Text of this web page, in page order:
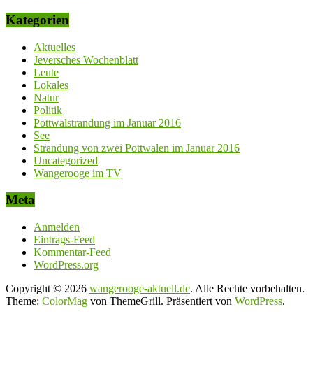
Kategorien
Aktuelles
Jeversches Wochenblatt
Leute
Lokales
Natur
Politik
Pottwalstrandung im Januar 2016
See
Strandung von zwei Pottwalen im Januar 2016
Uncategorized
Wangerooge im TV
Meta
Anmelden
Eintrags-Feed
Kommentar-Feed
WordPress.org
Copyright © 2026 wangerooge-aktuell.de. Alle Rechte vorbehalten.
Theme: ColorMag von ThemeGrill. Präsentiert von WordPress.